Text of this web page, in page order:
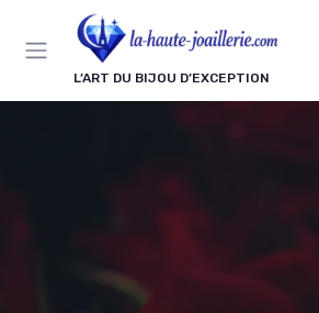
L’ART DU BIJOU D’EXCEPTION
Panneau de gestion des cookies